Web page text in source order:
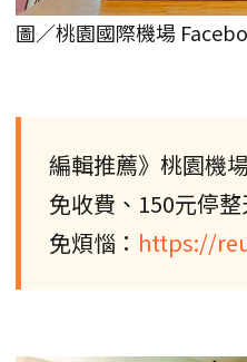
圖／桃園國際機場
編輯推薦》桃園機
免收費、150元停
免煩惱： https://